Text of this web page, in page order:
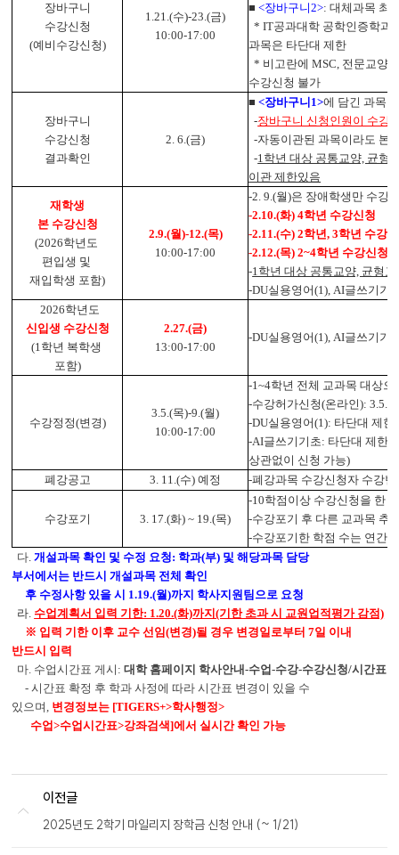
장바구니
수강신청
(예비수강신청)
1.21.(수)-23.(금)
10:00-17:00
■<장바구니2>: 대체과목 최
* IT공과대학 공학인증학과
과목은 타단대 제한
* 비고란에 MSC, 전문교양
수강신청 불가
장바구니
수강신청
결과확인
2. 6.(금)
■<장바구니1>에 담긴 과목
-장바구니 신청인원이 수강
-자동이관된 과목이라도 본
-1학년 대상 공통교양, 균형
이관 제한있음
재학생
본 수강신청
(2026학년도
편입생 및
재입학생 포함)
2.9.(월)-12.(목)
10:00-17:00
-2. 9.(월)은 장애학생만 수강
-2.10.(화) 4학년 수강신청
-2.11.(수) 2학년,3학년 수강
-2.12.(목) 2~4학년 수강신청
-1학년 대상 공통교양, 균형
-DU실용영어(1), AI글쓰기기
2026학년도
신입생 수강신청
(1학년 복학생
포함)
2.27.(금)
13:00-17:00
-DU실용영어(1), AI글쓰기기
수강정정(변경)
3.5.(목)-9.(월)
10:00-17:00
-1~4학년 전체 교과목 대상
-수강허가신청(온라인): 3.5.(
-DU실용영어(1): 타단대 제한
-AI글쓰기기초: 타단대 제한
상관없이 신청 가능)
폐강공고
3. 11.(수) 예정 -폐강과목 수강신청자 수강변
수강포기 3. 17.(화) ~ 19.(목)
-10학점이상 수강신청을 한
-수강포기 후 다른 교과목 추
-수강포기한 학점 수는 연간
다.개설과목 확인 및 수정 요청: 학과(부) 및 해당과목 담당
부서에서는 반드시개설과목 전체 확인
후 수정사항 있을 시 1.19.(월)까지 학사지원팀으로 요청
라. 수업계획서 입력 기한: 1.20.(화)까지(기한 초과 시 교원업적평가 감점)
※ 입력 기한 이후 교수 선임(변경)될 경우 변경일로부터 7일 이내
반드시 입력
마. 수업시간표 게시:대학 홈페이지 학사안내-수업-수강-수강신청/시간표
-시간표 확정 후 학과 사정에 따라 시간표 변경이 있을 수
있으며, 변경정보는 [TIGERS+>학사행정>
수업>수업시간표>강좌검색]에서 실시간 확인 가능
이전글
2025년도 2학기 마일리지 장학금 신청 안내 (~ 1/21)